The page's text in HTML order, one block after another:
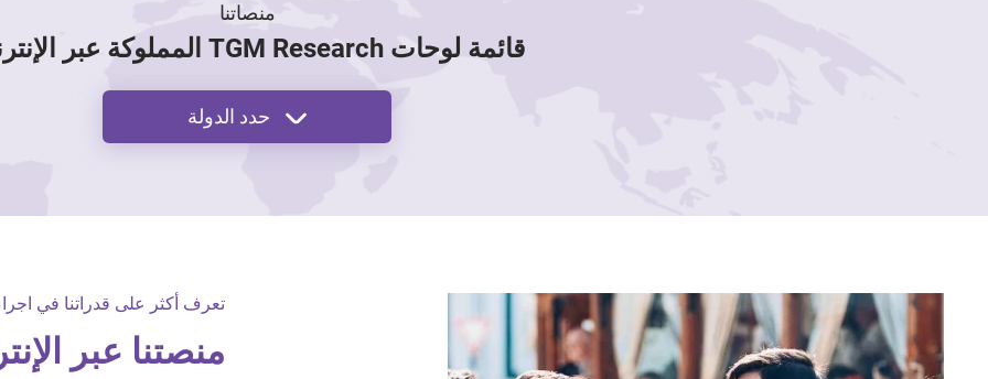
منصاتنا
قائمة لوحات TGM Research المملوكة عبر الإنترنت
تعرف أكثر على قدراتنا في
منصتنا عبر